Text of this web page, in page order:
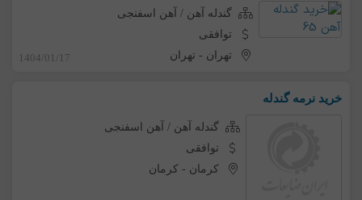
گندله آهن / آهن اسفنجی
توافقی
تهران - تهران 1404/01/17
خرید نرمه گندله
گندله آهن / آهن اسفنجی
توافقی
کرمان - کرمان